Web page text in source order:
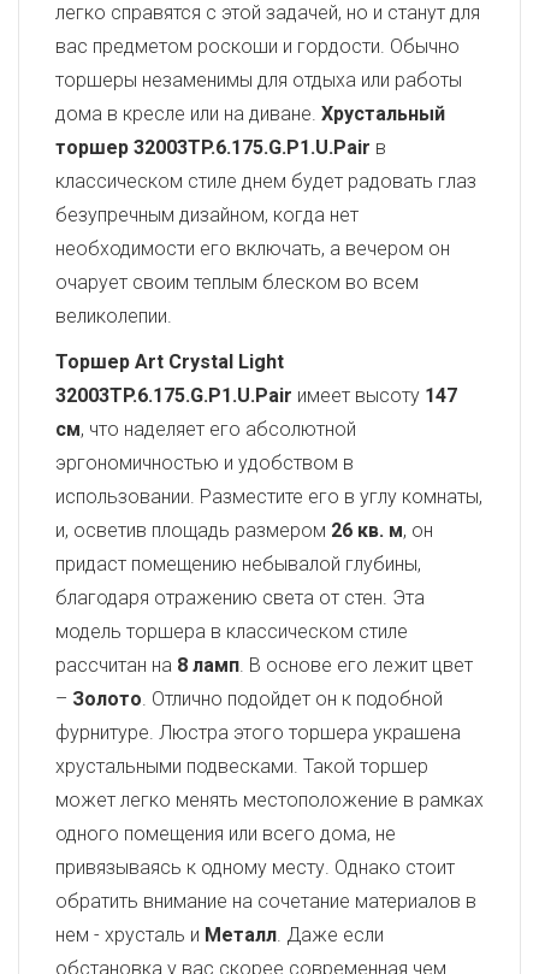
легко справятся с этой задачей, но и станут для
вас предметом роскоши и гордости. Обычно
торшеры незаменимы для отдыха или работы
дома в кресле или на диване. Хрустальный
торшер 32003TP.6.175.G.P1.U.Pair в
классическом стиле днем будет радовать глаз
безупречным дизайном, когда нет
необходимости его включать, а вечером он
очарует своим теплым блеском во всем
великолепии.
Торшер Art Crystal Light
32003TP.6.175.G.P1.U.Pair имеет высоту 147
см, что наделяет его абсолютной
эргономичностью и удобством в
использовании. Разместите его в углу комнаты,
и, осветив площадь размером 26 кв. м, он
придаст помещению небывалой глубины,
благодаря отражению света от стен. Эта
модель торшера в классическом стиле
рассчитан на 8 ламп. В основе его лежит цвет
– Золото. Отлично подойдет он к подобной
фурнитуре. Люстра этого торшера украшена
хрустальными подвесками. Такой торшер
может легко менять местоположение в рамках
одного помещения или всего дома, не
привязываясь к одному месту. Однако стоит
обратить внимание на сочетание материалов в
нем - хрусталь и Металл. Даже если
обстановка у вас скорее современная чем